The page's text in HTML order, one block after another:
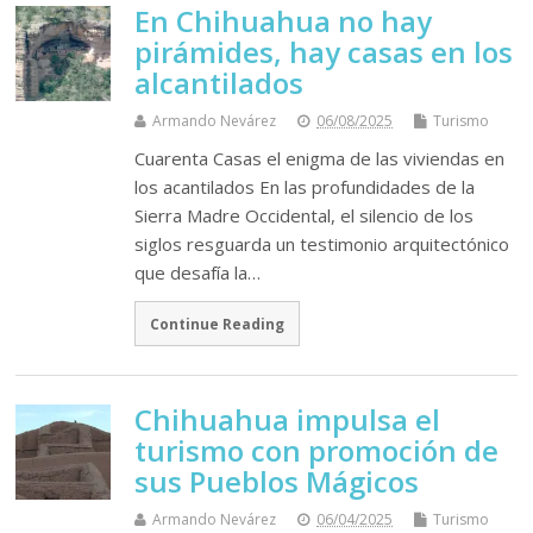
En Chihuahua no hay
pirámides, hay casas en los
alcantilados
Armando Nevárez 06/08/2025 Turismo
Cuarenta Casas el enigma de las viviendas en
los acantilados En las profundidades de la
Sierra Madre Occidental, el silencio de los
siglos resguarda un testimonio arquitectónico
que desafía la…
Continue Reading
Chihuahua impulsa el
turismo con promoción de
sus Pueblos Mágicos
Armando Nevárez 06/04/2025 Turismo